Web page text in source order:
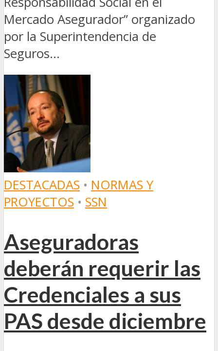
Mercado Asegurador” organizado
por la Superintendencia de
Seguros...
DESTACADAS • NORMAS Y
PROYECTOS • SSN
Aseguradoras
deberán requerir las
Credenciales a sus
PAS desde diciembre